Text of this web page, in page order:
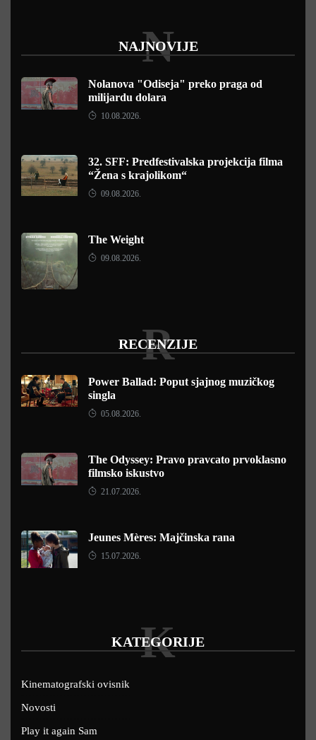
NAJNOVIJE
N
Nolanova "Odiseja" preko praga od
milijardu dolara
10.08.2026.
32. SFF: Predfestivalska projekcija filma
“Žena s krajolikom“
09.08.2026.
The Weight
09.08.2026.
RECENZIJE
R
Power Ballad: Poput sjajnog muzičkog
singla
05.08.2026.
The Odyssey: Pravo pravcato prvoklasno
filmsko iskustvo
21.07.2026.
Jeunes Mères: Majčinska rana
15.07.2026.
KATEGORIJE
K
Kinematografski ovisnik
Novosti
Play it again Sam